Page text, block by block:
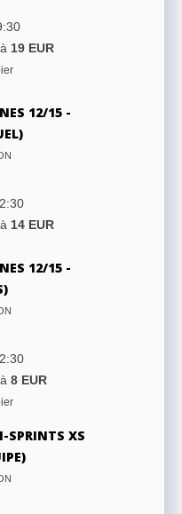
à 19 EUR
12/15 -
à 14 EUR
12/15 -
à 8 EUR
SPRINTS XS